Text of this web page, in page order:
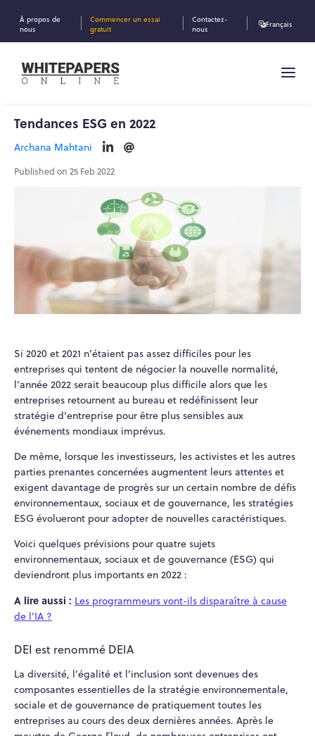
À propos de
nous
Commencer un essai
gratuit
Contactez-
nous
Français
Tendances ESG en 2022
Archana Mahtani
Published on 25 Feb 2022
Si 2020 et 2021 n’étaient pas assez difficiles pour les
entreprises qui tentent de négocier la nouvelle normalité,
l’année 2022 serait beaucoup plus difficile alors que les
entreprises retournent au bureau et redéfinissent leur
stratégie d’entreprise pour être plus sensibles aux
événements mondiaux imprévus.
De même, lorsque les investisseurs, les activistes et les autres
parties prenantes concernées augmentent leurs attentes et
exigent davantage de progrès sur un certain nombre de défis
environnementaux, sociaux et de gouvernance, les stratégies
ESG évolueront pour adopter de nouvelles caractéristiques.
Voici quelques prévisions pour quatre sujets
environnementaux, sociaux et de gouvernance (ESG) qui
deviendront plus importants en 2022 :
A lire aussi : Les programmeurs vont-ils disparaître à cause
de l’IA ?
DEI est renommé DEIA
La diversité, l’égalité et l’inclusion sont devenues des
composantes essentielles de la stratégie environnementale,
sociale et de gouvernance de pratiquement toutes les
entreprises au cours des deux dernières années. Après le